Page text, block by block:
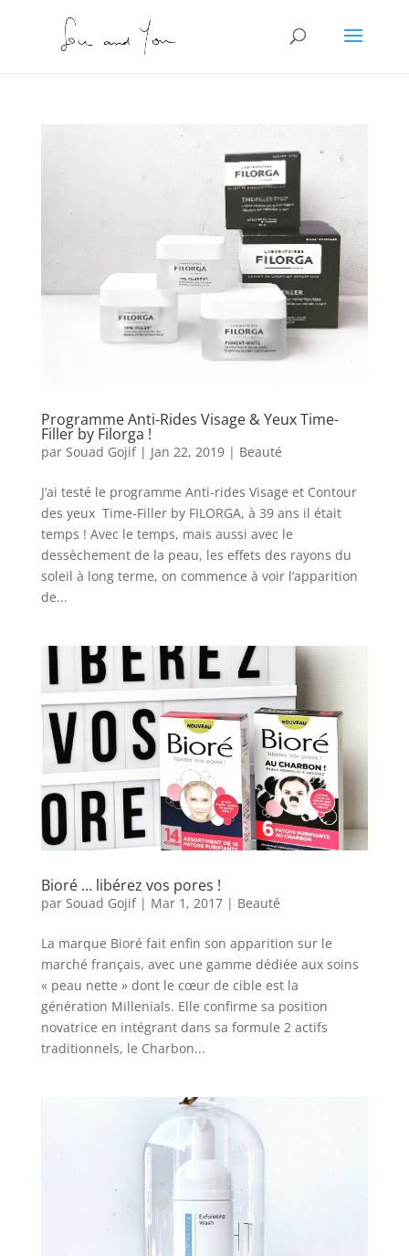
Programme Anti-Rides Visage & Yeux Time-
Filler by Filorga !
par Souad Gojif| Jan 22, 2019| Beauté
J’ai testé le programme Anti-rides Visage et Contour
des yeux Time-Filler by FILORGA, à 39 ans il était
temps ! Avec le temps, mais aussi avec le
dessèchement de la peau, les effets des rayons du
soleil à long terme, on commence à voir l’apparition
de...
Bioré … libérez vos pores !
par Souad Gojif| Mar 1, 2017| Beauté
La marque Bioré fait enfin son apparition sur le
marché français, avec une gamme dédiée aux soins
« peau nette » dont le cœur de cible est la
génération Millenials. Elle confirme sa position
novatrice en intégrant dans sa formule 2 actifs
traditionnels, le Charbon...